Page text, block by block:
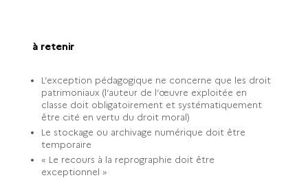
à retenir
L’exception pédagogique ne concerne que les droit
patrimoniaux (l’auteur de l’œuvre exploitée en
classe doit obligatoirement et systématiquement
être cité en vertu du droit moral)
Le stockage ou archivage numérique doit être
temporaire
« Le recours à la reprographie doit être
exceptionnel »